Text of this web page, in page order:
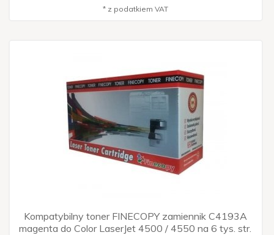
* z podatkiem VAT
Kompatybilny toner FINECOPY zamiennik C4193A
magenta do Color LaserJet 4500 / 4550 na 6 tys. str.